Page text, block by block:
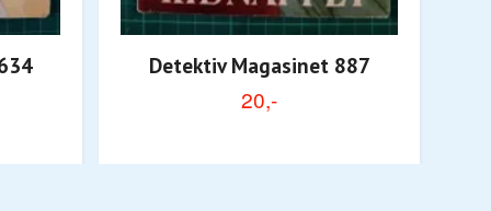
Detektiv Magasinet 887
20,-